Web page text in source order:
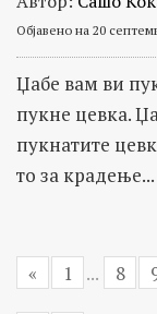
Објавено на 20
Џабе вам ви
пукне цевка.
пукнатите
то за крадење...
« 1 ... 8